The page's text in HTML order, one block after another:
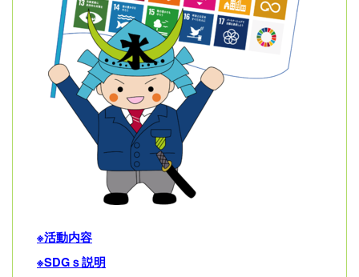
※活動内容
※SDGｓ説明